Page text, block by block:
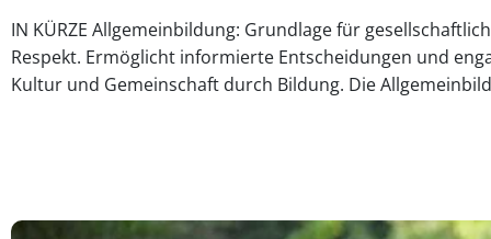
IN KÜRZE Allgemeinbildung: Grundlage für
Respekt. Ermöglicht informierte Entscheidungen und
Kultur und Gemeinschaft durch Bildung. Die